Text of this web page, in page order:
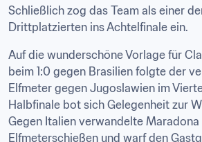
Schließlich zog das Team als einer
Drittplatzierten ins Achtelfinale ein.
Auf die wunderschöne Vorlage für
beim 1:0 gegen Brasilien folgte der
Elfmeter gegen Jugoslawien im
Halbfinale bot sich Gelegenheit zur
Gegen Italien verwandelte Maradona
Elfmeterschießen und warf den